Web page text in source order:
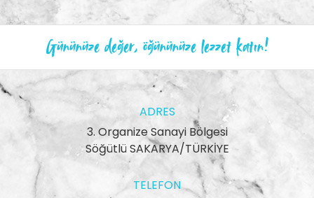
Gününüze değer, öğününüze lezzet katın!
ADRES
3. Organize Sanayi Bölgesi
Söğütlü SAKARYA/TÜRKİYE
TELEFON